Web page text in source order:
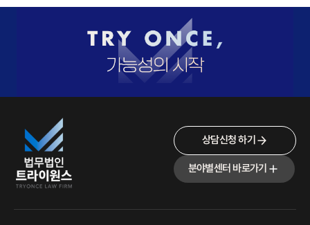
상담신청 하기
분야별센터 바로가기